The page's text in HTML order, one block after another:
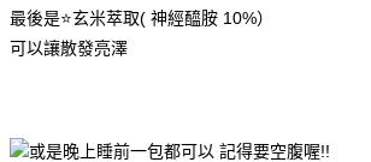
最後是⭐玄米萃取( 神經醯胺 10%）
可以讓散發亮澤
或是晚上睡前一包都可以 記得要空腹喔!!